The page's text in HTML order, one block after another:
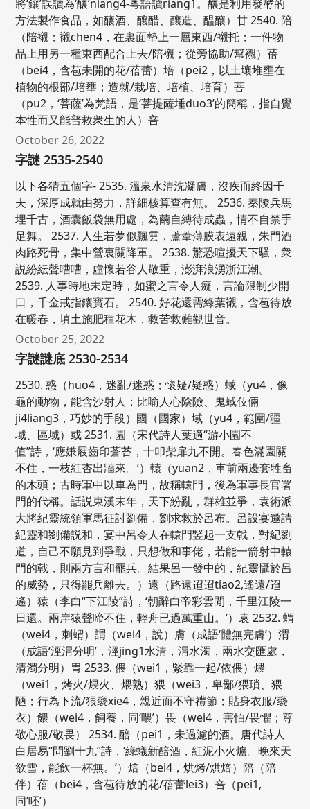
將‘鑲’誤讀為‘釀’niang4-粵語讀riang1。釀是利用發酵的
方法製作食品，如釀酒、釀醋、釀造、醖釀）甘 2540. 陪
（陪襯；襯chen4，在裏面墊上一層東西/襯托；一件物
品上用另一種東西配合上去/陪襯；從旁協助/幫襯）蓓
（bei4，含苞未開的花/蓓蕾）培（pei2，以土壤堆壅在
植物的根部/培壅；造就/栽培、培植、培育）菩
（pu2，‘菩薩’為梵語，是‘菩提薩埵duo3’的簡稱，指自覺
本性而又能普救衆生的人）咅
October 26, 2022
字謎 2535-2540
以下各猜五個字- 2535. 溫泉水清洗凝膚，沒疾而終因千
夫，深厚成就由努力，詳細核算查有無。 2536. 秦陵兵馬
埋千古，酒囊飯袋無用處，為繭自縛待成蟲，情不自禁手
足舞。 2537. 人生若夢似飄雲，蘆葦薄膜表遠親，朱門酒
肉路死骨，集中營裏關降軍。 2538. 驚恐喧擾天下騷，衆
説紛紜聲嘈嘈，虛懷若谷人敬重，澎湃浪湧浙江潮。
2539. 人事時地未定時，如蜜之言令人癡，言論限制少開
口，千金戒指鑲寶石。 2540. 好花還需綠葉襯，含苞待放
在暖春，填土施肥種花木，救苦救難觀世音。
October 25, 2022
字謎謎底 2530-2534
2530. 惑（huo4，迷亂/迷惑；懷疑/疑惑）蜮（yu4，像
龜的動物，能含沙射人；比喻人心陰險、鬼蜮伎倆
ji4liang3，巧妙的手段）國（國家）域（yu4，範圍/疆
域、區域）或 2531. 園（宋代詩人葉適“游小園不
值”詩，‘應嫌屐齒印蒼苔，十叩柴扉九不開。春色滿園關
不住，一枝紅杏出牆來。’）轅（yuan2，車前兩邊套牲畜
的木頭；古時軍中以車為門，故稱轅門，後為軍事長官署
門的代稱。話説東漢末年，天下紛亂，群雄並爭，袁術派
大將紀靈統領軍馬征討劉備，劉求救於呂布。呂設宴邀請
紀靈和劉備説和，宴中呂令人在轅門竪起一支戟，對紀劉
道，自己不願見到爭戰，只想做和事佬，若能一箭射中轅
門的戟，則兩方言和罷兵。結果呂一發中的，紀靈懾於呂
的威勢，只得罷兵離去。）遠（路遠迢迢tiao2,遙遠/迢
遙）猿（李白“下江陵”詩，‘朝辭白帝彩雲閒，千里江陵一
日還。兩岸猿聲啼不住，輕舟已過萬重山。’）袁 2532. 蝟
（wei4，刺蝟）謂（wei4，說）膚（成語‘體無完膚’）渭
（成語‘涇渭分明’，涇jing1水清，渭水濁，兩水交匯處，
清濁分明）胃 2533. 偎（wei1，緊靠一起/依偎）煨
（wei1，烤火/煨火、煨熟）猥（wei3，卑鄙/猥瑣、猥
陋；行為下流/猥褻xie4，親近而不守禮節；貼身衣服/褻
衣）餵（wei4，飼養，同‘喂’）畏（wei4，害怕/畏懼；尊
敬心服/敬畏） 2534. 醅（pei1，未過濾的酒。唐代詩人
白居易“問劉十九”詩，‘綠蟻新醅酒，紅泥小火爐。晚來天
欲雪，能飲一杯無。’）焙（bei4，烘烤/烘焙）陪（陪
伴）蓓（bei4，含苞待放的花/蓓蕾lei3）咅（pei1,
同‘呸’）